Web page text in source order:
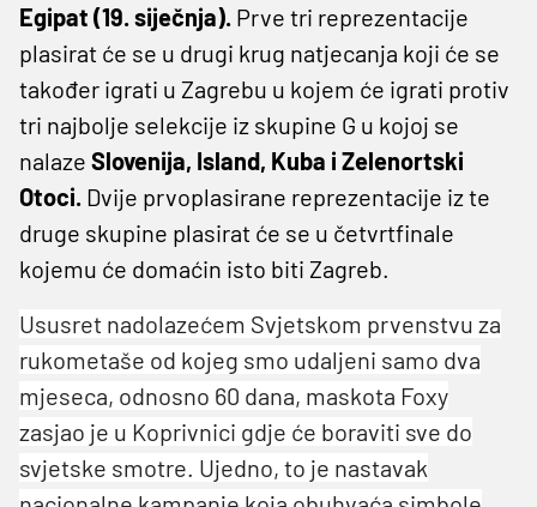
Egipat (19. siječnja). Prve tri reprezentacije
plasirat će se u drugi krug natjecanja koji će se
također igrati u Zagrebu u kojem će igrati protiv
tri najbolje selekcije iz skupine G u kojoj se
nalaze Slovenija, Island, Kuba i Zelenortski
Otoci. Dvije prvoplasirane reprezentacije iz te
druge skupine plasirat će se u četvrtfinale
kojemu će domaćin isto biti Zagreb.
Ususret nadolazećem Svjetskom prvenstvu za
rukometaše od kojeg smo udaljeni samo dva
mjeseca, odnosno 60 dana, maskota Foxy
zasjao je u Koprivnici gdje će boraviti sve do
svjetske smotre. Ujedno, to je nastavak